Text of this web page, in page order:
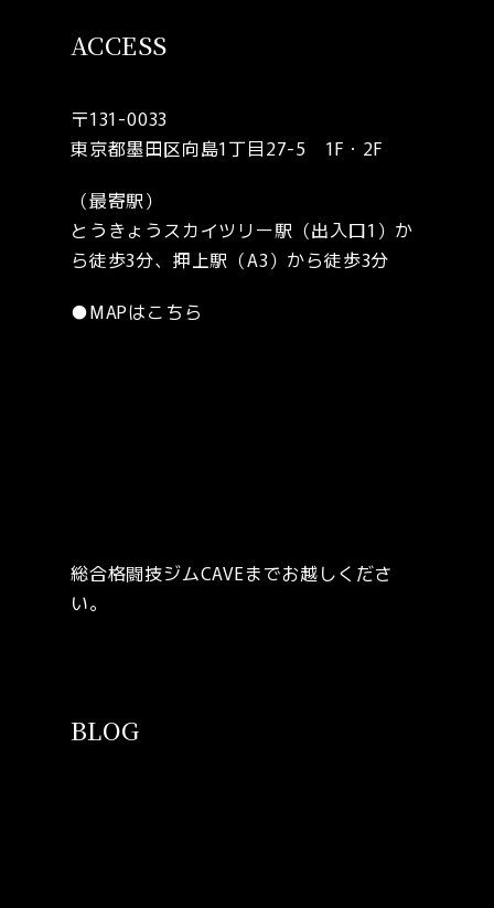
ACCESS
〒131-0033
東京都墨田区向島1丁目27-5 1F・2F
（最寄駅）
とうきょうスカイツリー駅（出入口1）か
ら徒歩3分、押上駅（A3）から徒歩3分
●MAPはこちら
総合格闘技ジムCAVEまでお越しくださ
い。
BLOG